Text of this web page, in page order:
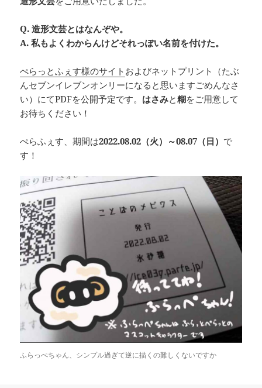
Q. 造形文芸とはなんぞや。
A. 私もよくわからんけどそれっぽい名前を付けた。
ぺらっとふぇす様のサイト およびネットプリント（たぶ
んセブンイレブンオンリーになると思いますごめんなさ
い）にてPDFを公開予定です。 はさみと糊をご用意して
お待ちください！
ぺらふぇす、期間は2022.08.02（火）～08.07（日） で
す！
ふらっぺちゃん、シンプル過ぎて逆に描くの難しくないですか